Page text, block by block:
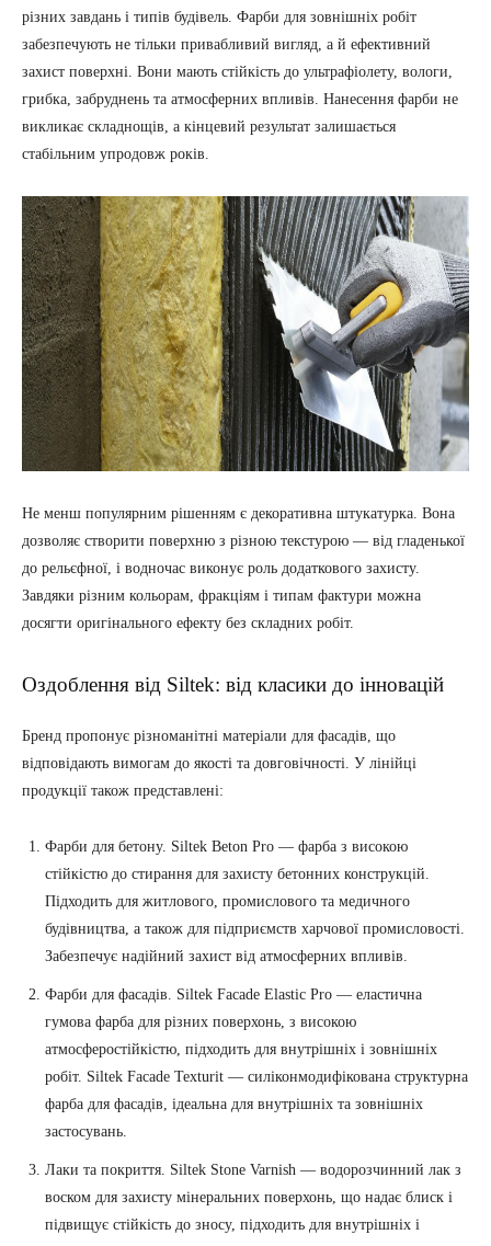
різних завдань і типів будівель. Фарби для зовнішніх робіт
забезпечують не тільки привабливий вигляд, а й ефективний
захист поверхні. Вони мають стійкість до ультрафіолету, вологи,
грибка, забруднень та атмосферних впливів. Нанесення фарби не
викликає складнощів, а кінцевий результат залишається
стабільним упродовж років.
Не менш популярним рішенням є декоративна штукатурка. Вона
дозволяє створити поверхню з різною текстурою — від гладенької
до рельєфної, і водночас виконує роль додаткового захисту.
Завдяки різним кольорам, фракціям і типам фактури можна
досягти оригінального ефекту без складних робіт.
Оздоблення від Siltek: від класики до інновацій
Бренд пропонує різноманітні матеріали для фасадів, що
відповідають вимогам до якості та довговічності. У лінійці
продукції також представлені:
Фарби для бетону. Siltek Beton Pro — фарба з високою
стійкістю до стирання для захисту бетонних конструкцій.
Підходить для житлового, промислового та медичного
будівництва, а також для підприємств харчової промисловості.
Забезпечує надійний захист від атмосферних впливів.
Фарби для фасадів. Siltek Facade Elastic Pro — еластична
гумова фарба для різних поверхонь, з високою
атмосферостійкістю, підходить для внутрішніх і зовнішніх
робіт. Siltek Facade Texturit — силіконмодифікована структурна
фарба для фасадів, ідеальна для внутрішніх та зовнішніх
застосувань.
Лаки та покриття. Siltek Stone Varnish — водорозчинний лак з
воском для захисту мінеральних поверхонь, що надає блиск і
підвищує стійкість до зносу, підходить для внутрішніх і